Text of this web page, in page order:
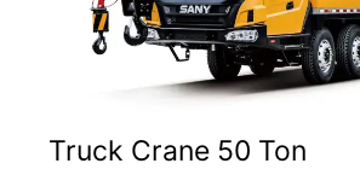
Truck Crane 50 Ton